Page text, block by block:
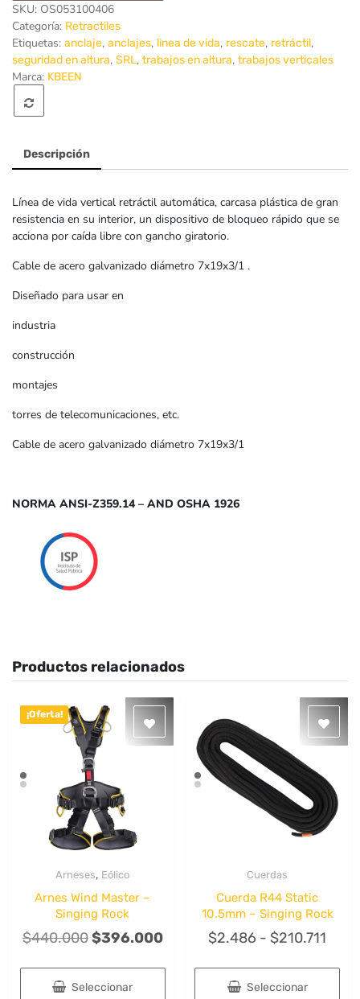
KL-
9300
-
Kabeen
SKU: OS053100406
Categoría: Retractiles
Etiquetas: anclaje, anclajes, linea de vida, rescate, retráctil,
seguridad en altura, SRL, trabajos en altura, trabajos verticales
Marca: KBEEN
Descripción
Línea de vida vertical retráctil automática, carcasa plástica de gran
resistencia en su interior, un dispositivo de bloqueo rápido que se
acciona por caída libre con gancho giratorio.
Cable de acero galvanizado diámetro 7x19x3/1 .
Diseñado para usar en
industria
construcción
montajes
torres de telecomunicaciones, etc.
Cable de acero galvanizado diámetro 7x19x3/1
NORMA ANSI-Z359.14 – AND OSHA 1926
Productos relacionados
¡Oferta!
Arneses, Eólico
Arnes Wind Master –
Singing Rock
$440.000El
original
$396.000El
Seleccionar
Cuerdas
Cuerda R44 Static
10.5mm – Singing Rock
$2.486 - $210.711
Seleccionar